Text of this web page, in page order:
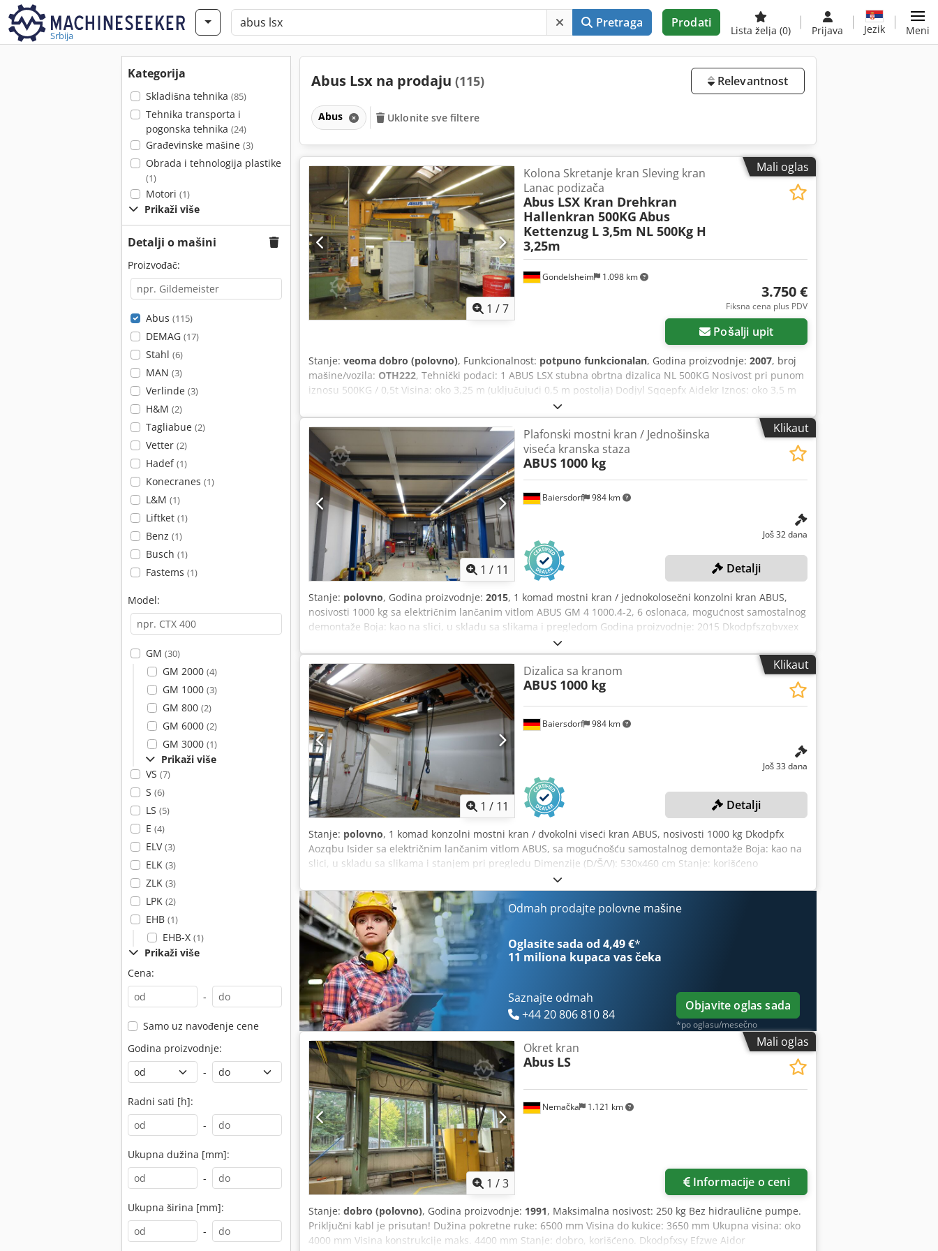
Srbija
Pretraga Prodati
Lista želja (0) Prijava Jezik Meni
Kategorija
Skladišna tehnika (85)
Tehnika transporta i
pogonska tehnika (24)
Građevinske mašine (3)
Obrada i tehnologija plastike
(1)
Motori (1)
Prikaži više
Detalji o mašini
Proizvođač:
Abus (115)
DEMAG (17)
Stahl (6)
MAN (3)
Verlinde (3)
H&M (2)
Tagliabue (2)
Vetter (2)
Hadef(1)
Konecranes (1)
L&M (1)
Liftket (1)
Benz (1)
Busch (1)
Fastems (1)
Model:
GM (30)
GM 2000 (4)
GM 1000 (3)
GM 800 (2)
GM 6000 (2)
GM 3000 (1)
Prikaži više
VS (7)
S (6)
LS (5)
E (4)
ELV(3)
ELK (3)
ZLK (3)
LPK (2)
EHB (1)
EHB-X (1)
Prikaži više
Cena:
-
Samo uz navođenje cene
Godina proizvodnje:
-
Radni sati [h]:
-
Ukupna dužina [mm]:
-
Ukupna širina [mm]:
-
Abus Lsx na prodaju (115) Relevantnost
Abus Uklonite sve filtere
Mali oglas
1 /7
Gondelsheim 1.098 km
Kolona Skretanje kran Sleving kran
Lanac podizača
Abus LSX Kran Drehkran
Hallenkran 500KG Abus
Kettenzug L 3,5m NL 500Kg H
3,25m
3.750 €
Fiksna cena plus PDV
Pošalji upit
Stanje: veoma dobro (polovno), Funkcionalnost: potpuno funkcionalan, Godina proizvodnje: 2007, broj
mašine/vozila: OTH222, Tehnički podaci: 1 ABUS LSX stubna obrtna dizalica NL 500KG Nosivost pri punom
iznosu 500KG / 0,5t Visina: oko 3,25 m (uključujući 0,5 m postolja) Dodjyl Sqqepfx Aidekr Iznos: oko 3,5 m
Stub ispod kraka: oko 2,93 m Visina kuke: oko 2,5 m Ukupna težina: oko 800 kg Uključuje Abus lančani
podizač 500KG i anker ploču 100x100 cm Opseg rotacije 270°, priključak na 400V 16A Dizalica je
demontirana i odmah dostupna Lokacija artikla: 75053 Gondelsheim Na raspolaganju su i druge dizalice,
nosivost 80-5000kg, pošaljite upit Pogledajte slike Isporuka kurirskom službom ili lično preuzimanje samo
uz prethodnu najavu
Klikaut
1 / 11
Baiersdorf 984 km
Plafonski mostni kran / Jednošinska
viseća kranska staza
ABUS 1000 kg
Još 32 dana
Detalji
Stanje: polovno, Godina proizvodnje: 2015, 1 komad mostni kran / jednokolosečni konzolni kran ABUS,
nosivosti 1000 kg sa električnim lančanim vitlom ABUS GM 4 1000.4-2, 6 oslonaca, mogućnost samostalnog
demontaže Boja: kao na slici, u skladu sa slikama i pregledom Godina proizvodnje: 2015 Dkodpfszqbvxex
Aidsr Dimenzije (D/Š/V): 1700x400x260 cm Stanje: korišćeno
Klikaut
1 / 11
Baiersdorf 984 km
Dizalica sa kranom
ABUS 1000 kg
Još 33 dana
Detalji
Stanje: polovno, 1 komad konzolni mostni kran / dvokolni viseći kran ABUS, nosivosti 1000 kg Dkodpfx
Aozqbu Isider sa električnim lančanim vitlom ABUS, sa mogućnošću samostalnog demontaže Boja: kao na
slici, u skladu sa slikama i stanjem pri pregledu Dimenzije (D/Š/V): 530x460 cm Stanje: korišćeno
Odmah prodajte polovne mašine
Oglasite sada od 4,49 €*
11 miliona kupaca vas čeka
Saznajte odmah
+44 20 806 810 84
Objavite oglas sada
*po oglasu/mesečno
Mali oglas
1 /3
Nemačka 1.121 km
Okret kran
Abus LS
Informacije o ceni
Stanje: dobro (polovno), Godina proizvodnje: 1991, Maksimalna nosivost: 250 kg Bez hidraulične pumpe.
Priključni kabl je prisutan! Dužina pokretne ruke: 6500 mm Visina do kukice: 3650 mm Ukupna visina: oko
4000 mm Visina konstrukcije maks. 4400 mm Stanje: dobro, korišćeno. Dkodpfxsy Efzwe Aidor